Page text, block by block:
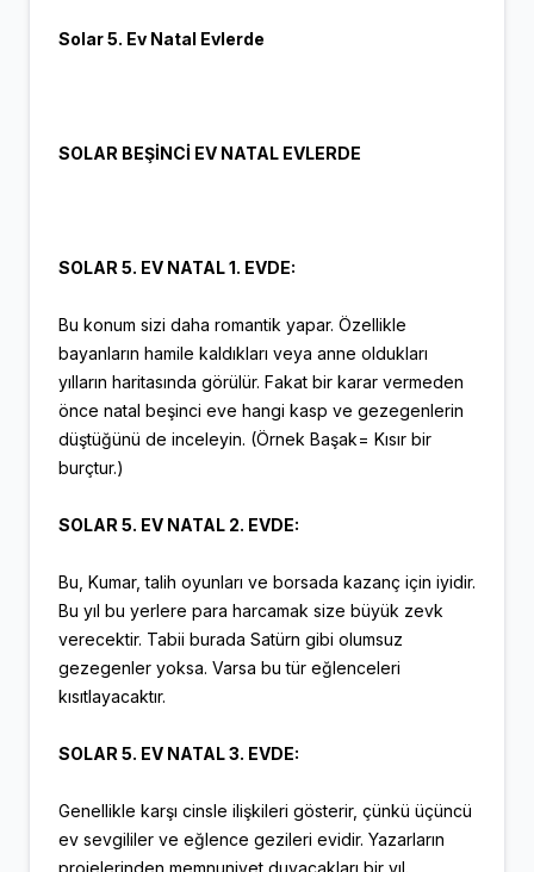
Solar 5. Ev Natal Evlerde
SOLAR BEŞİNCİ EV NATAL EVLERDE
SOLAR 5. EV NATAL 1. EVDE:
Bu konum sizi daha romantik yapar. Özellikle
bayanların hamile kaldıkları veya anne oldukları
yılların haritasında görülür. Fakat bir karar vermeden
önce natal beşinci eve hangi kasp ve gezegenlerin
düştüğünü de inceleyin. (Örnek Başak= Kısır bir
burçtur.)
SOLAR 5. EV NATAL 2. EVDE:
Bu, Kumar, talih oyunları ve borsada kazanç için iyidir.
Bu yıl bu yerlere para harcamak size büyük zevk
verecektir. Tabii burada Satürn gibi olumsuz
gezegenler yoksa. Varsa bu tür eğlenceleri
kısıtlayacaktır.
SOLAR 5. EV NATAL 3. EVDE:
Genellikle karşı cinsle ilişkileri gösterir, çünkü üçüncü
ev sevgililer ve eğlence gezileri evidir. Yazarların
projelerinden memnuniyet duyacakları bir yıl.